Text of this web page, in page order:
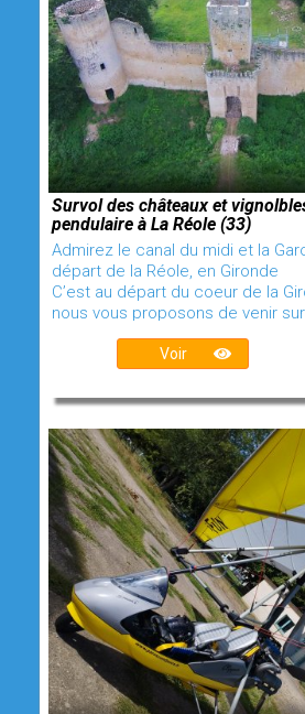
Survol des châteaux et
pendulaire à La Réole (33)
Admirez le canal du midi et la
départ de la Réole, en Gironde
C’est au départ du coeur de la
nous vous proposons de venir
Voir